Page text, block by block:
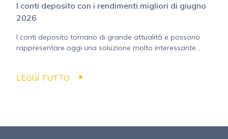
I conti deposito con i rendimenti migliori di giugno
2026
I conti deposito tornano di grande attualità e possono
rappresentare oggi una soluzione molto interessante...
LEGGI TUTTO